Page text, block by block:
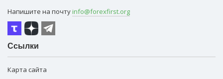
Напишите на почту info@forexfirst.org
Ссылки
Карта сайта